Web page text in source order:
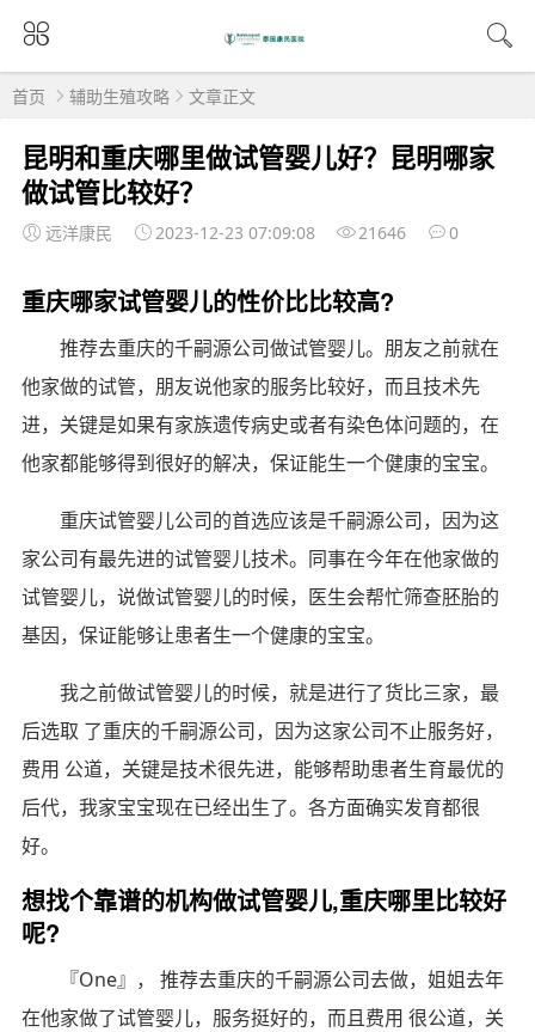
首页 辅助生殖攻略 文章正文
昆明和重庆哪里做试管婴儿好？昆明哪家
做试管比较好？
远洋康民 2023-12-23 07:09:08 21646 0
重庆哪家试管婴儿的性价比比较高?
推荐去重庆的千嗣源公司做试管婴儿。朋友之前就在
他家做的试管，朋友说他家的服务比较好，而且技术先
进，关键是如果有家族遗传病史或者有染色体问题的，在
他家都能够得到很好的解决，保证能生一个健康的宝宝。
重庆试管婴儿公司的首选应该是千嗣源公司，因为这
家公司有最先进的试管婴儿技术。同事在今年在他家做的
试管婴儿，说做试管婴儿的时候，医生会帮忙筛查胚胎的
基因，保证能够让患者生一个健康的宝宝。
我之前做试管婴儿的时候，就是进行了货比三家，最
后选取 了重庆的千嗣源公司，因为这家公司不止服务好，
费用 公道，关键是技术很先进，能够帮助患者生育最优的
后代，我家宝宝现在已经出生了。各方面确实发育都很
好。
想找个靠谱的机构做试管婴儿,重庆哪里比较好
呢?
『One』， 推荐去重庆的千嗣源公司去做，姐姐去年
在他家做了试管婴儿，服务挺好的，而且费用 很公道，关